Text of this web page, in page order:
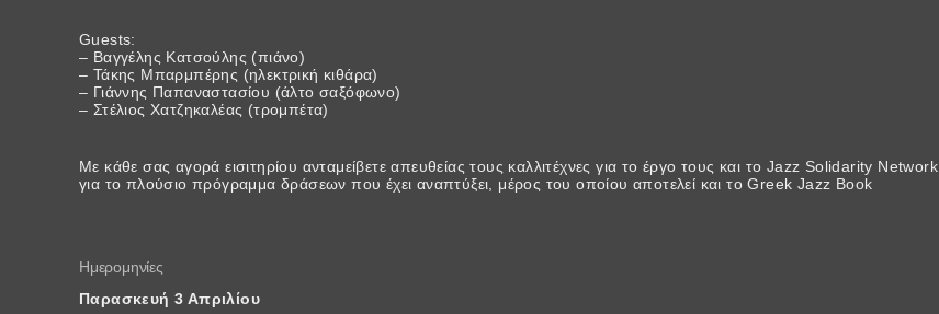
Guests:
– Βαγγέλης Κατσούλης (πιάνο)
– Τάκης Μπαρμπέρης (ηλεκτρική κιθάρα)
– Γιάννης Παπαναστασίου (άλτο σαξόφωνο)
– Στέλιος Χατζηκαλέας (τρομπέτα)
Με κάθε σας αγορά εισιτηρίου ανταμείβετε απευθείας τους καλλιτέχνες για το έργο τους και το Jazz Solidarity Network
για το πλούσιο πρόγραμμα δράσεων που έχει αναπτύξει, μέρος του οποίου αποτελεί και το Greek Jazz Book
Ημερομηνίες
Παρασκευή 3 Απριλίου